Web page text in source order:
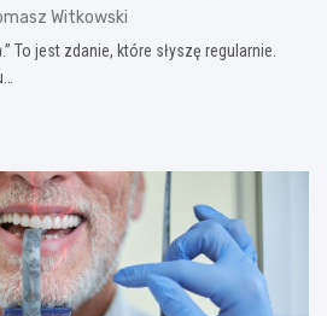
Witkowski
To jest zdanie, które słyszę regularnie.